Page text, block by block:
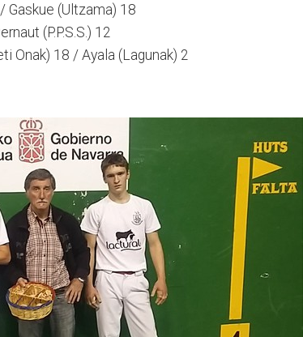
Gaskue (Ultzama) 18
(P.P.S.S.) 12
Onak) 18 / Ayala (Lagunak) 2